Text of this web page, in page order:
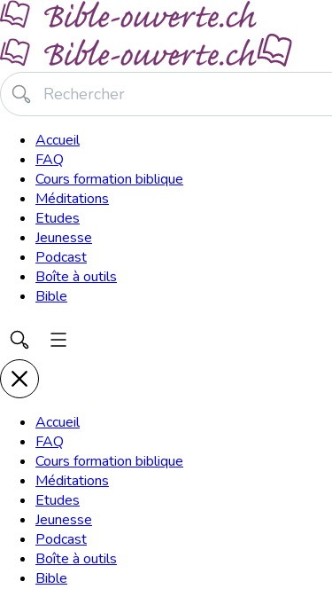
Accueil
FAQ
Cours formation biblique
Méditations
Etudes
Jeunesse
Podcast
Boîte à outils
Bible
Accueil
FAQ
Cours formation biblique
Méditations
Etudes
Jeunesse
Podcast
Boîte à outils
Bible